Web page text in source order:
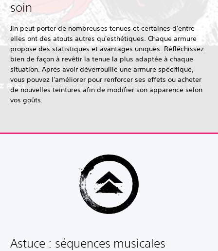
soin
Jin peut porter de nombreuses tenues et certaines d'entre
elles ont des atouts autres qu'esthétiques. Chaque armure
propose des statistiques et avantages uniques. Réfléchissez
bien de façon à revêtir la tenue la plus adaptée à chaque
situation. Après avoir déverrouillé une armure spécifique,
vous pouvez l'améliorer pour renforcer ses effets ou acheter
de nouvelles teintures afin de modifier son apparence selon
vos goûts.
Astuce : séquences musicales